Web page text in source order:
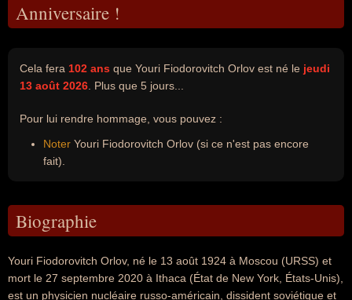
Anniversaire !
Cela fera 102 ans que Youri Fiodorovitch Orlov est né le jeudi
13 août 2026 . Plus que 5 jours...
Pour lui rendre hommage, vous pouvez :
Noter Youri Fiodorovitch Orlov (si ce n'est pas encore
fait).
Biographie
Youri Fiodorovitch Orlov, né le 13 août 1924 à Moscou (URSS) et
mort le 27 septembre 2020 à Ithaca (État de New York, États-Unis),
est un physicien nucléaire russo-américain, dissident soviétique et